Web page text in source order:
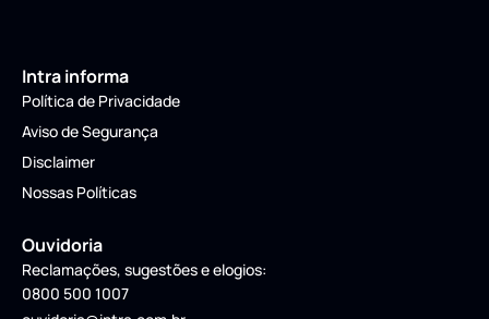
Intra informa
Política de Privacidade
Aviso de Segurança
Disclaimer
Nossas Políticas
Ouvidoria
Reclamações, sugestões e elogios:
0800 500 1007